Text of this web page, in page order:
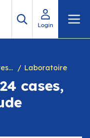
Login
Laboratoire
cases,